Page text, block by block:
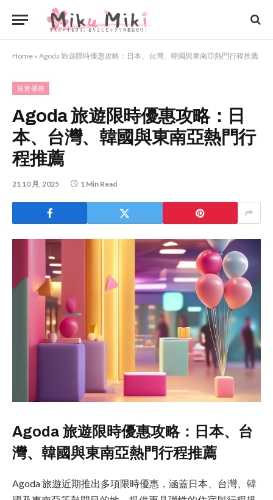
Home » Agoda 旅遊限時優惠攻略：日本、台灣、韓國與東南亞熱門行程推薦
旅遊優惠
Agoda 旅遊限時優惠攻略：日
本、台灣、韓國與東南亞熱門行
程推薦
21 10 月, 2025 1 Min Read
Agoda 旅遊限時優惠攻略：日本、台
灣、韓國與東南亞熱門行程推薦
Agoda 旅遊近期推出多項限時優惠，涵蓋日本、台灣、韓